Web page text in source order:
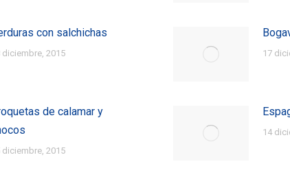
con salchichas
diciembre, 2015 17
de calamar y
diciembre, 2015
14